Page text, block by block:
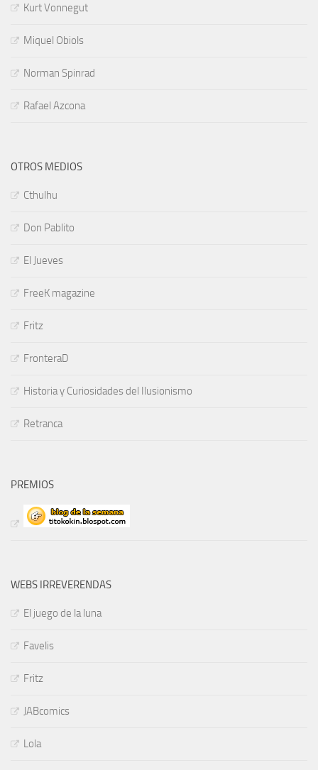
Kurt Vonnegut
Miquel Obiols
Norman Spinrad
Rafael Azcona
OTROS MEDIOS
Cthulhu
Don Pablito
El Jueves
FreeK magazine
Fritz
FronteraD
Historia y Curiosidades del Ilusionismo
Retranca
PREMIOS
WEBS IRREVERENDAS
El juego de la luna
Favelis
Fritz
JABcomics
Lola